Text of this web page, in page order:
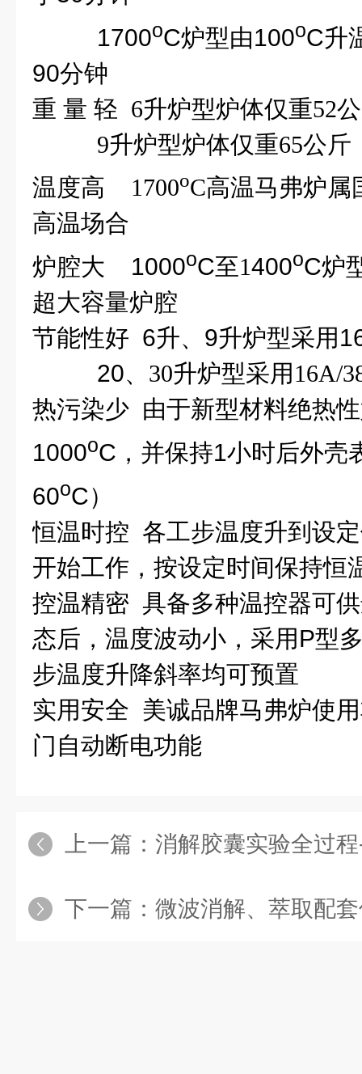
1700oC炉型由100oC升
90分钟
重 量 轻 6升炉型炉体仅重52
9升炉型炉体仅重65公斤
温度高 1700oC高温马弗炉属
高温场合
炉腔大 1000oC至1400oC炉
超大容量炉腔
节能性好 6升、 9升炉型采用
20、 30升炉型采用 16A/
热污染少 由于新型材料绝热
1000oC ，并保持1小时后外壳
60oC）
恒温时控 各工步温度升到设
开始工作，按设定时间保持恒
控温精密 具备多种温控器可
态后，温度波动小，采用 P型
步温度升降斜率均可预置
实用安全 美诚品牌马弗炉使
门自动断电功能
上一篇： 消解胶囊实验全过程---北京安
下一篇： 微波消解、萃取配